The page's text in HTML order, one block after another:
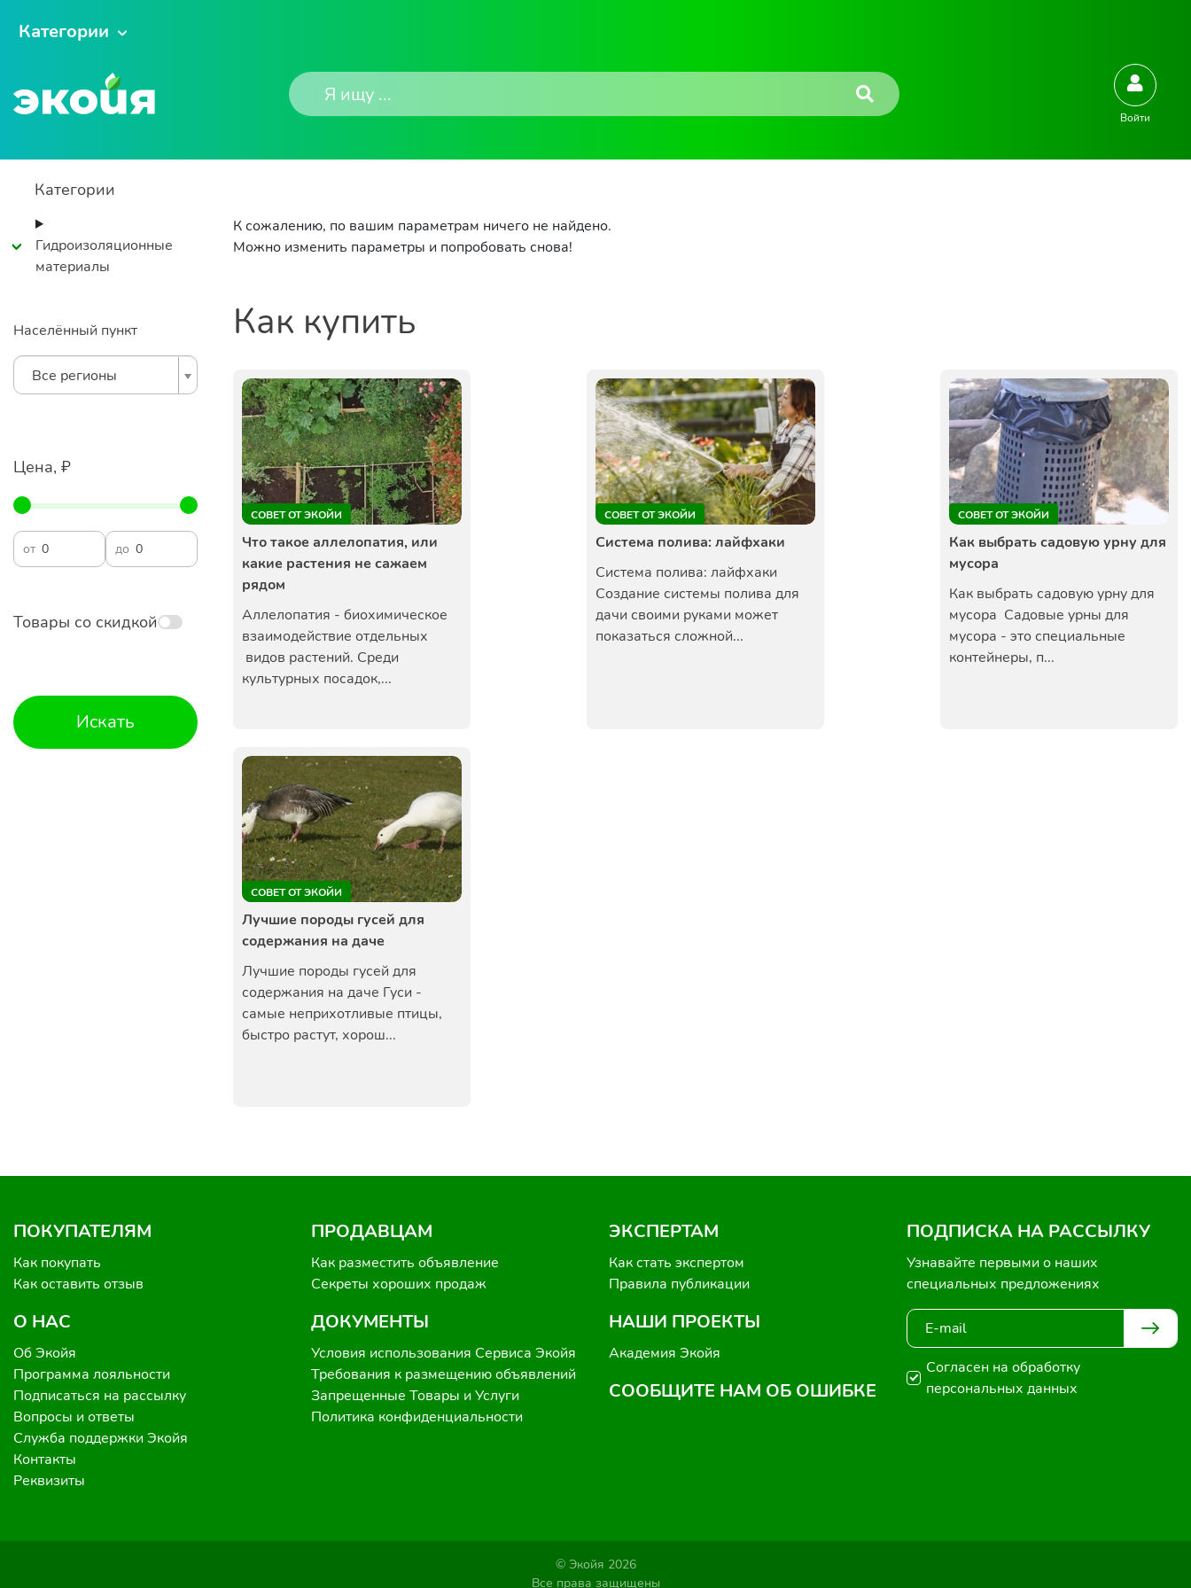
Категории
Войти
Категории
Гидроизоляционные
материалы
Населённый пункт
Все регионы
Цена, ₽
от до
Товары со скидкой
Искать
К сожалению, по вашим параметрам ничего не найдено.
Можно изменить параметры и попробовать снова!
Как купить
СОВЕТ ОТ ЭКОЙИ
Что такое аллелопатия, или
какие растения не сажаем
рядом
Аллелопатия - биохимическое
взаимодействие отдельных
видов растений. Среди
культурных посадок,...
СОВЕТ ОТ ЭКОЙИ
Система полива: лайфхаки
Система полива: лайфхаки
Создание системы полива для
дачи своими руками может
показаться сложной...
СОВЕТ ОТ ЭКОЙИ
Как выбрать садовую урну для
мусора
Как выбрать садовую урну для
мусора Садовые урны для
мусора - это специальные
контейнеры, п...
СОВЕТ ОТ ЭКОЙИ
Лучшие породы гусей для
содержания на даче
Лучшие породы гусей для
содержания на даче Гуси -
самые неприхотливые птицы,
быстро растут, хорош...
ПОКУПАТЕЛЯМ
Как покупать
Как оставить отзыв
О НАС
Об Экойя
Программа лояльности
Подписаться на рассылку
Вопросы и ответы
Служба поддержки Экойя
Контакты
Реквизиты
ПРОДАВЦАМ
Как разместить объявление
Секреты хороших продаж
ДОКУМЕНТЫ
Условия использования Сервиса Экойя
Требования к размещению объявлений
Запрещенные Товары и Услуги
Политика конфиденциальности
ЭКСПЕРТАМ
Как стать экспертом
Правила публикации
НАШИ ПРОЕКТЫ
Академия Экойя
СООБЩИТЕ НАМ ОБ ОШИБКЕ
ПОДПИСКА НА РАССЫЛКУ
Узнавайте первыми о наших
специальных предложениях
Согласен на обработку
персональных данных
© Экойя 2026
Все права защищены